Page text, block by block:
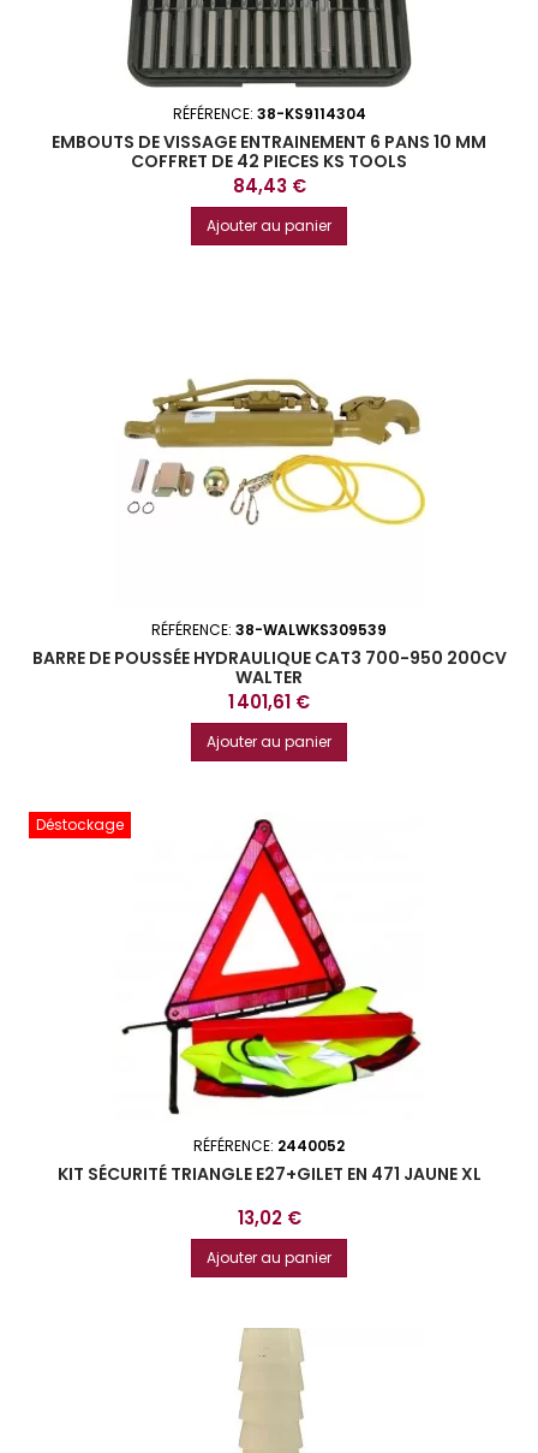
RÉFÉRENCE: 38-KS9114304
EMBOUTS DE VISSAGE ENTRAINEMENT 6 PANS 10 MM
COFFRET DE 42 PIECES KS TOOLS
Prix
84,43 €
Ajouter au panier
RÉFÉRENCE: 38-WALWKS309539
BARRE DE POUSSÉE HYDRAULIQUE CAT3 700-950 200CV
WALTER
Prix
1 401,61 €
Ajouter au panier
Déstockage
RÉFÉRENCE: 2440052
KIT SÉCURITÉ TRIANGLE E27+GILET EN 471 JAUNE XL
Prix
13,02 €
Ajouter au panier